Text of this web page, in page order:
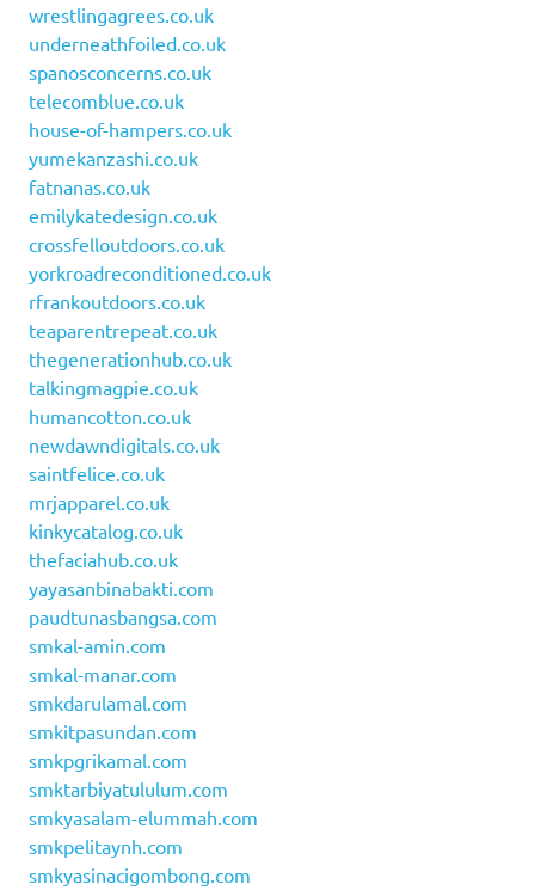
wrestlingagrees.co.uk
underneathfoiled.co.uk
spanosconcerns.co.uk
telecomblue.co.uk
house-of-hampers.co.uk
yumekanzashi.co.uk
fatnanas.co.uk
emilykatedesign.co.uk
crossfelloutdoors.co.uk
yorkroadreconditioned.co.uk
rfrankoutdoors.co.uk
teaparentrepeat.co.uk
thegenerationhub.co.uk
talkingmagpie.co.uk
humancotton.co.uk
newdawndigitals.co.uk
saintfelice.co.uk
mrjapparel.co.uk
kinkycatalog.co.uk
thefaciahub.co.uk
yayasanbinabakti.com
paudtunasbangsa.com
smkal-amin.com
smkal-manar.com
smkdarulamal.com
smkitpasundan.com
smkpgrikamal.com
smktarbiyatululum.com
smkyasalam-elummah.com
smkpelitaynh.com
smkyasinacigombong.com